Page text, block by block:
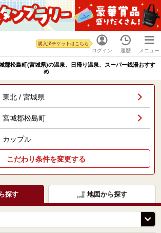
ログイン
購入済チケットはこちら
履歴 メニュー
郡松島町(宮城県)の温泉、日帰り温泉、スーパー銭湯おすす
め
東北 / 宮城県
宮城郡松島町
カップル
こだわり条件を変更する
探す 地図から探す